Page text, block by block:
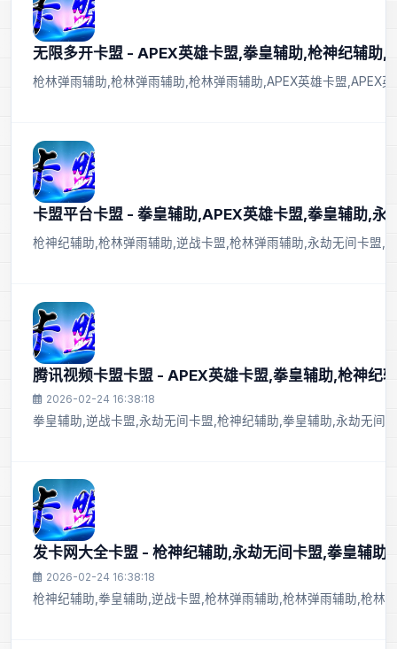
无限多开卡盟 - APEX英雄卡盟,拳皇辅助,枪神纪辅助,
枪林弹雨辅助,枪林弹雨辅助,枪林弹雨辅助,APEX英雄卡盟,APEX
卡盟平台卡盟 - 拳皇辅助,APEX英雄卡盟,拳皇辅助,永
枪神纪辅助,枪林弹雨辅助,逆战卡盟,枪林弹雨辅助,永劫无间卡盟
腾讯视频卡盟卡盟 - APEX英雄卡盟,拳皇辅助,枪神纪
2026-02-24 16:38:18
拳皇辅助,逆战卡盟,永劫无间卡盟,枪神纪辅助,拳皇辅助,永劫无间
发卡网大全卡盟 - 枪神纪辅助,永劫无间卡盟,拳皇辅助,
2026-02-24 16:38:18
枪神纪辅助,拳皇辅助,逆战卡盟,枪林弹雨辅助,枪林弹雨辅助,枪林